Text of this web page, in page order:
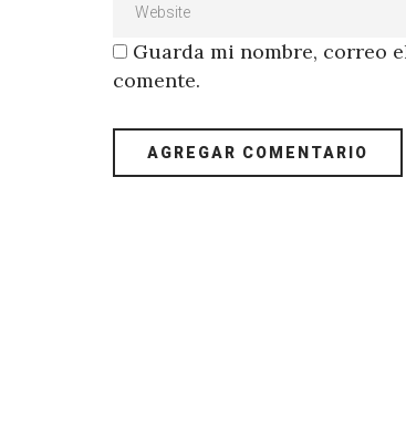
Guarda mi nombre, correo
comente.